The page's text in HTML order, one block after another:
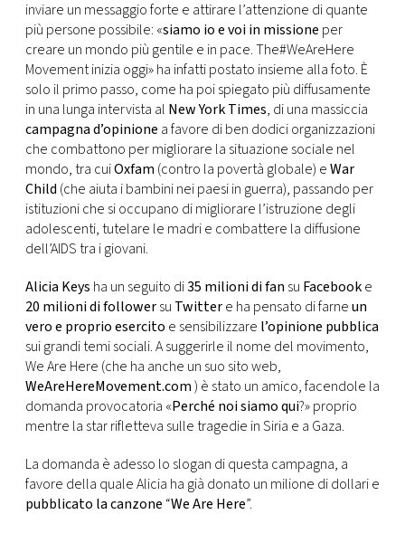
CONSIGLIA
inviare un messaggio forte e attirare l’attenzione di quante
più persone possibile: «siamo io e voi in missione per
creare un mondo più gentile e in pace. The#WeAreHere
Movement inizia oggi» ha infatti postato insieme alla foto. È
solo il primo passo, come ha poi spiegato più diffusamente
in una lunga intervista al New York Times, di una massiccia
campagna d’opinione a favore di ben dodici organizzazioni
che combattono per migliorare la situazione sociale nel
mondo, tra cuiOxfam (contro la povertà globale) eWar
Child (che aiuta i bambini nei paesi in guerra), passando per
istituzioni che si occupano di migliorare l’istruzione degli
adolescenti, tutelare le madri e combattere la diffusione
dell’AIDS tra i giovani.
Alicia Keys ha un seguito di35 milioni di fan su Facebooke
20 milioni di followersu Twittere ha pensato di farneun
vero e proprio esercito e sensibilizzare l’opinione pubblica
sui grandi temi sociali. A suggerirle il nome del movimento,
We Are Here (che ha anche un suo sito web,
WeAreHereMovement.com) è stato un amico, facendole la
domanda provocatoria «Perché noi siamo qui?» proprio
mentre la star rifletteva sulle tragedie in Siria e a Gaza.
La domanda è adesso lo slogan di questa campagna, a
favore della quale Alicia ha già donato un milione di dollari e
pubblicato la canzone “We Are Here”.